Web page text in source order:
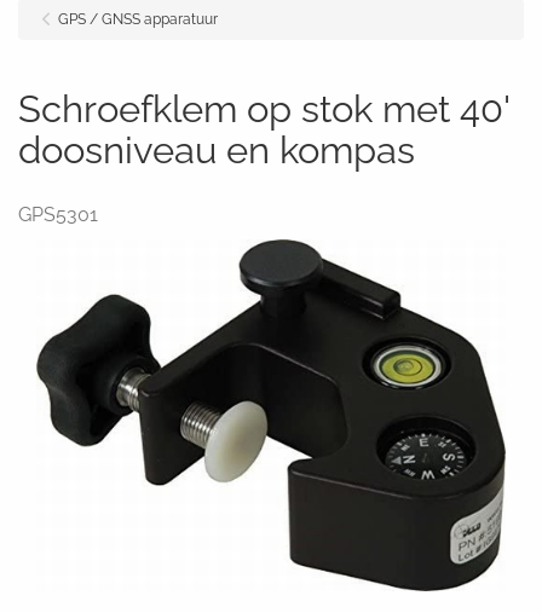
GPS / GNSS apparatuur
Schroefklem op stok met 40'
doosniveau en kompas
GPS5301